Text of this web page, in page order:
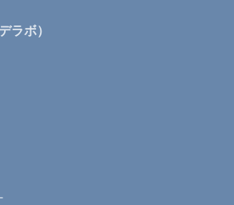
ラボ）